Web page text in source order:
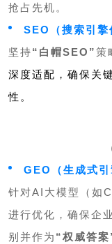
抢占先机。
SEO（搜索引擎
坚持“ 白帽SEO ”策
深度适配，确保关
性。
GEO（生成式引
针对AI大模型（如
进行优化，确保企
别并作为 “权威答案